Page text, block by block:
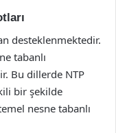
desteklenmektedir.
tabanlı
Bu dillerde NTP
bir şekilde
nesne tabanlı